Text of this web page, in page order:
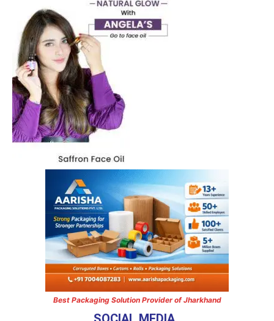
Best Packaging Solution Provider of Jharkhand